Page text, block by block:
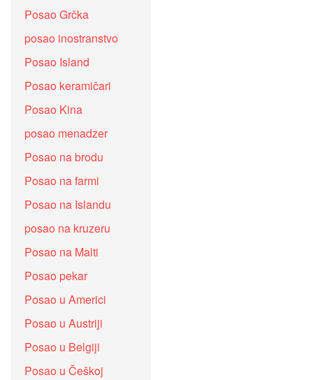
Posao Grčka
posao inostranstvo
Posao Island
Posao keramičari
Posao Kina
posao menadzer
Posao na brodu
Posao na farmi
Posao na Islandu
posao na kruzeru
Posao na Malti
Posao pekar
Posao u Americi
Posao u Austriji
Posao u Belgiji
Posao u Češkoj